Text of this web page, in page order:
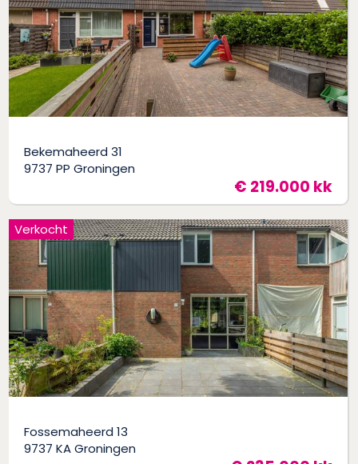
Bekemaheerd 31
9737 PP Groningen
€ 219.000 kk
Fossemaheerd 13
9737 KA Groningen
Verkocht